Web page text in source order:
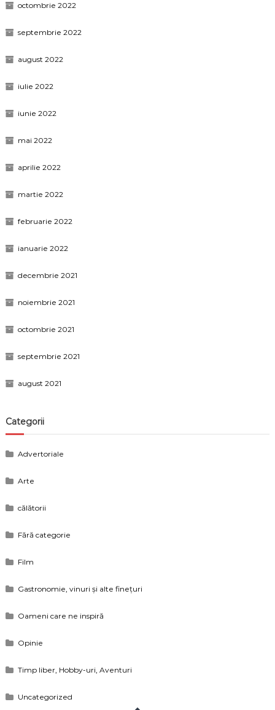
octombrie 2022
septembrie 2022
august 2022
iulie 2022
iunie 2022
mai 2022
aprilie 2022
martie 2022
februarie 2022
ianuarie 2022
decembrie 2021
noiembrie 2021
octombrie 2021
septembrie 2021
august 2021
Categorii
Advertoriale
Arte
călătorii
Fără categorie
Film
Gastronomie, vinuri și alte finețuri
Oameni care ne inspiră
Opinie
Timp liber, Hobby-uri, Aventuri
Uncategorized